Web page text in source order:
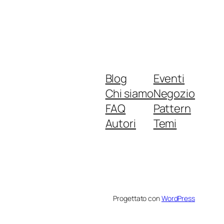
Blog
Chi siamo
FAQ
Autori
Eventi
Negozio
Pattern
Temi
Progettato conWordPress